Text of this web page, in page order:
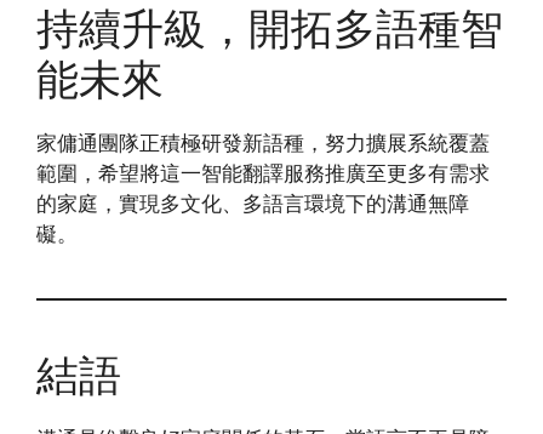
持續升級，開拓多語種智
能未來
家傭通團隊正積極研發新語種，努力擴展系統覆蓋
範圍，希望將這一智能翻譯服務推廣至更多有需求
的家庭，實現多文化、多語言環境下的溝通無障
礙。
結語